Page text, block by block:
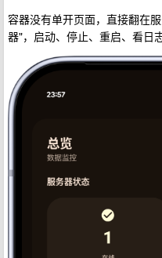
容器没有单开页面，直接翻在
器"，启动、停止、重启、看日